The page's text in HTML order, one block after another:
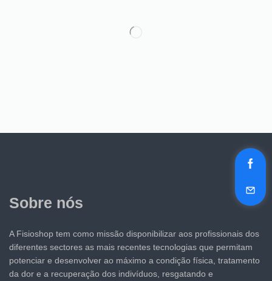
Sobre nós
A Fisioshop tem como missão disponibilizar aos profissionais dos
diferentes sectores as mais recentes tecnologias que permitam
potenciar e desenvolver ao máximo a condição física, tratamento
da dor e a recuperação dos indivíduos, resgatando e